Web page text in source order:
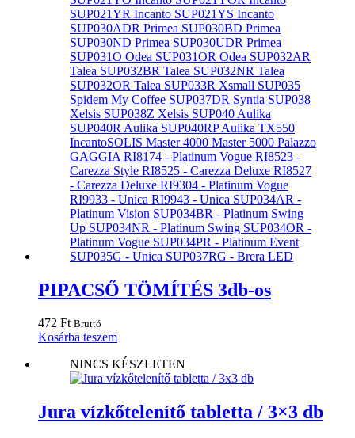
PIPACSŐ TÖMÍTÉS 3db-os
472 Ft Bruttó
Kosárba teszem
NINCS KÉSZLETEN
Jura vízkőtelenítő tabletta / 3×3 db